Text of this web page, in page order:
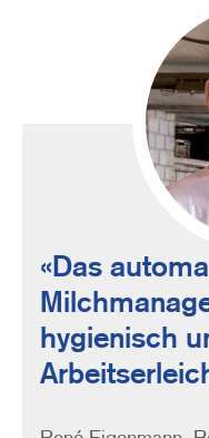
Quote
Das
hygienisch